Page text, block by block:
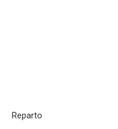
Reparto